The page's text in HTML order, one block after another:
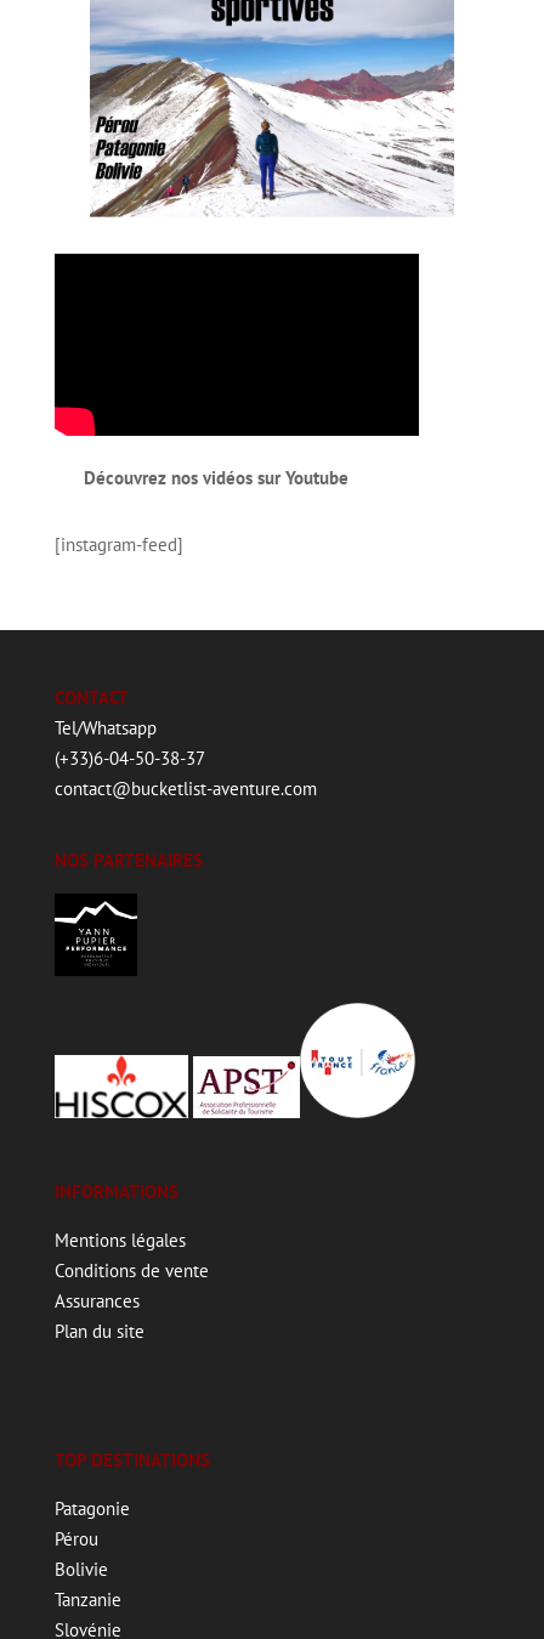
Découvrez nos vidéos sur Youtube
[instagram-feed]
CONTACT
Tel/Whatsapp
(+33)6-04-50-38-37
contact@bucketlist-aventure.com
NOS PARTENAIRES
INFORMATIONS
Mentions légales
Conditions de vente
Assurances
Plan du site
TOP DESTINATIONS
Patagonie
Pérou
Bolivie
Tanzanie
Slovénie